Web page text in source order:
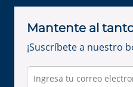
Mantente al
¡Suscríbete a nuestro